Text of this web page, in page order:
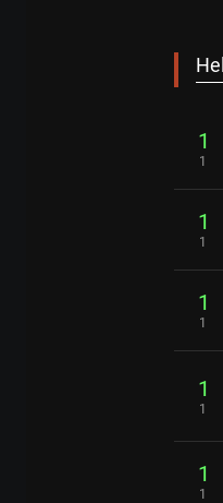
1
1
1
1
1
1
1
1
1
1